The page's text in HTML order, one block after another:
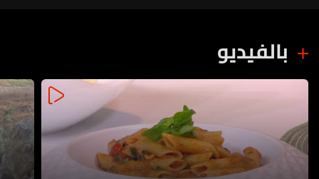
بالفيديو